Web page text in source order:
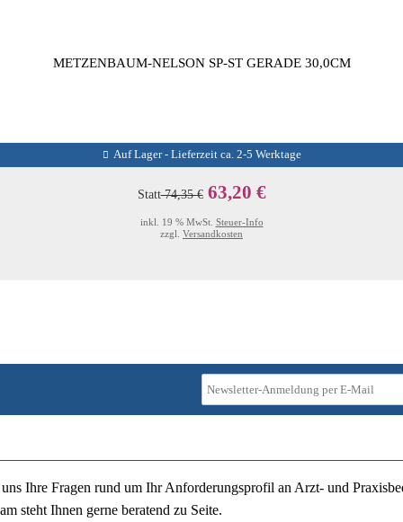
METZENBAUM-NELSON SP-ST GERADE 30,0CM
Auf Lager - Lieferzeit ca. 2-5 Werktage
Statt74,35 € 63,20 €
inkl. 19 % MwSt. Steuer-Info
zzgl. Versandkosten
Ihre Fragen rund um Ihr Anforderungsprofil an Arzt- und
steht Ihnen gerne beratend zu Seite.